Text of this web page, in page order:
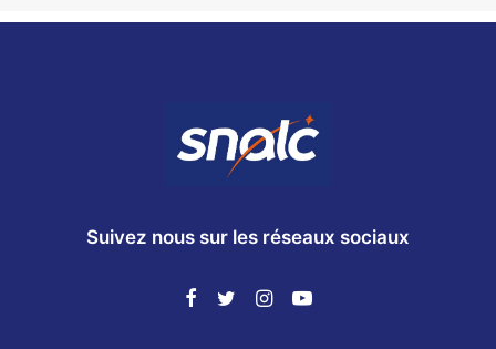
Suivez nous sur les réseaux sociaux